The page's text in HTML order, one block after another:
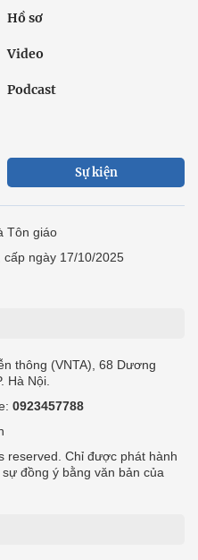
Hồ sơ
Video
Podcast
Sự kiện
Tôn giáo
cấp ngày 17/10/2025
thông (VNTA), 68 Dương
Hà Nội.
0923457788
reserved. Chỉ được phát hành
đồng ý bằng văn bản của